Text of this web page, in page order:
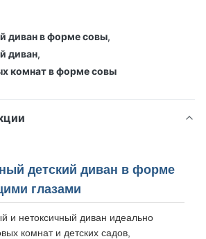
диван в форме совы,
диван,
комнат в форме совы
детский диван в форме
глазами
и нетоксичный диван идеально
комнат и детских садов,